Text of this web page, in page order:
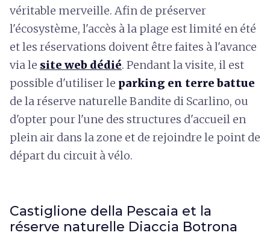
véritable merveille. Afin de préserver
l'écosystème, l'accès à la plage est limité en été
et les réservations doivent être faites à l'avance
via le site web dédié. Pendant la visite, il est
possible d'utiliser le parking en terre battue
de la réserve naturelle Bandite di Scarlino, ou
d'opter pour l'une des structures d'accueil en
plein air dans la zone et de rejoindre le point de
départ du circuit à vélo.
Castiglione della Pescaia et la
réserve naturelle Diaccia Botrona